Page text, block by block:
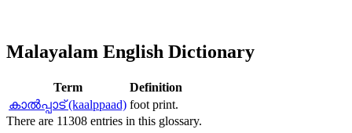
Malayalam English Dictionary
Term
Definition
കാല്‍പ്പാട് (kaalppaad) foot print.
There are 11308 entries in this glossary.